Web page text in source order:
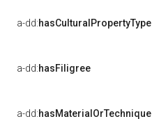
a-dd:hasCulturalPropertyType
a-dd:hasFiligree
a-dd:hasMaterialOrTechnique